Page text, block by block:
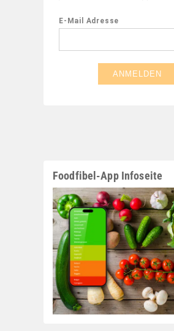
Foodfibel-App Infoseite